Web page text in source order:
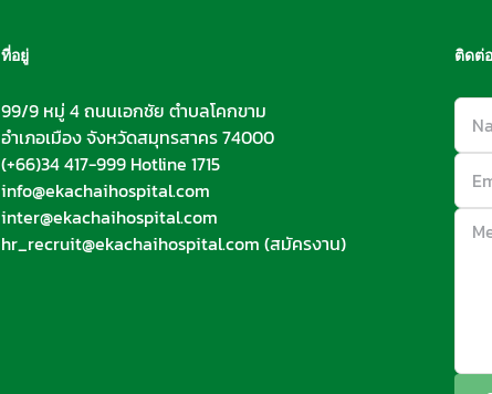
ที่อยู่
99/9 หมู่ 4 ถนนเอกชัย ตำบลโคกขาม
อำเภอเมือง จังหวัดสมุทรสาคร 74000
(+66)34 417-999 Hotline 1715
info@ekachaihospital.com
inter@ekachaihospital.com
hr_recruit@ekachaihospital.com (สมัครงาน)
ติดต่